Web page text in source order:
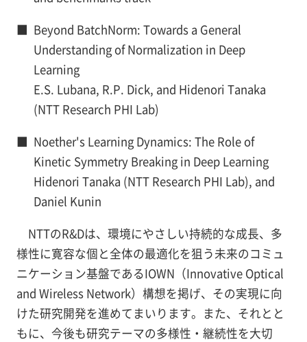
■ Beyond BatchNorm: Towards a General
Understanding of Normalization in Deep
Learning
E.S. Lubana, R.P. Dick, and Hidenori Tanaka
(NTT Research PHI Lab)
■ Noether's Learning Dynamics: The Role of
Kinetic Symmetry Breaking in Deep Learning
Hidenori Tanaka (NTT Research PHI Lab), and
Daniel Kunin
NTTのR&Dは、環境にやさしい持続的な成長、多
様性に寛容な個と全体の最適化を狙う未来のコミュ
ニケーション基盤であるIOWN（Innovative Optical
and Wireless Network）構想を掲げ、その実現に向
けた研究開発を進めてまいります。また、それとと
もに、今後も研究テーマの多様性・継続性を大切